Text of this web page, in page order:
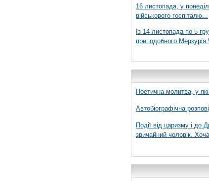
16 листопада, у
військового госпіталю...
Із 14 листопада по 5
преподобного Меркурія
Поетична молитва, у
Автобіографічна
Події від царизму і до
звичайний чоловік.